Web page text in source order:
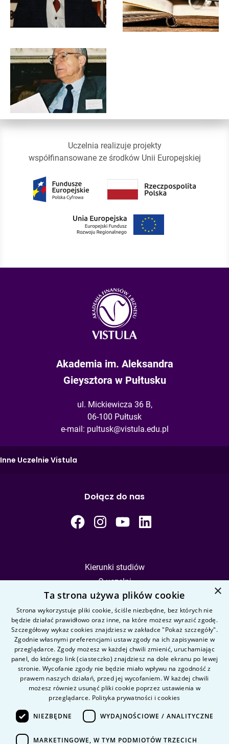
Uczelnia realizuje projekty
współfinansowane ze środków Unii Europejskiej
Akademia im. Aleksandra
Gieysztora w Pułtusku
ul. Mickiewicza 36 B,
06-100 Pułtusk
e-mail: pultusk@vistula.edu.pl
Inne Uczelnie Vistula
Kierunki studiów
O uczelni
Kandydat
Student
Nauka i badania
Intranet
Pytania i odpowiedzi
Kontakt
Kariera na uczelni
Dołącz do nas
×
Ta strona używa plików cookie
Strona wykorzystuje pliki cookie, ściśle niezbędne, bez których nie
będzie działać prawidłowo oraz inne, na które możesz wyrazić zgodę.
Szczegółowy wykaz cookies znajdziesz w zakładce "Pokaż szczegóły".
Zgodnie własnymi preferencjami ustaw zgody na ich zapisywanie w
przeglądarce. Zgody możesz w każdej chwili zmienić, uruchamiając
panel, do którego link (ciasteczko) znajdziesz na dole ekranu po lewej
stronie. Wycofanie zgody nie będzie miało wpływu na zgodność z
prawem naszych działań, przed jej wycofaniem. W każdej chwili
możesz również usunąć pliki cookie poprzez ustawienia w
przeglądarce. Polityka prywatności i cookies
NIEZBĘDNE WYDAJNOŚCIOWE / ANALITYCZNE
MARKETINGOWE, W TYM PODMIOTÓW TRZECICH